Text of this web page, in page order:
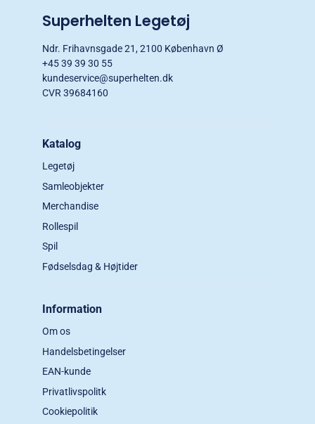
Superhelten Legetøj
Ndr. Frihavnsgade 21, 2100 København Ø
+45 39 39 30 55
kundeservice@superhelten.dk
CVR 39684160
Katalog
Legetøj
Samleobjekter
Merchandise
Rollespil
Spil
Fødselsdag & Højtider
Information
Om os
Handelsbetingelser
EAN-kunde
Privatlivspolitk
Cookiepolitik